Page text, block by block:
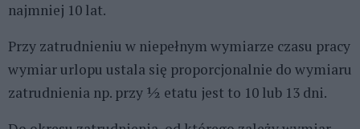
najmniej 10 lat.
Przy zatrudnieniu w niepełnym wymiarze czasu pracy
wymiar urlopu ustala się proporcjonalnie do wymiaru
zatrudnienia np. przy ½ etatu jest to 10 lub 13 dni.